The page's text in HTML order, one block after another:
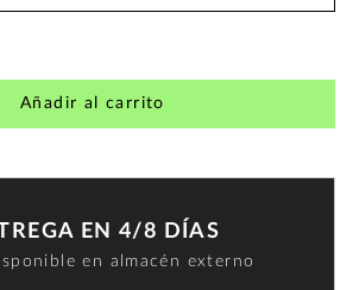
Añadir al carrito
EN 4/8 DÍAS
en almacén externo